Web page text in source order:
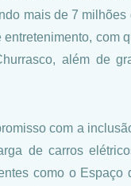
mais de 7
com
além de
com a
de carros
como o